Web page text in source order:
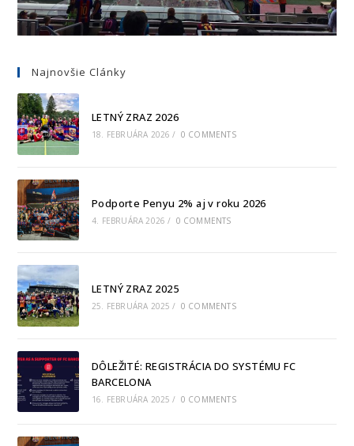
Najnovšie Clánky
LETNÝ ZRAZ 2026
18. FEBRUÁRA 2026 / 0 COMMENTS
Podporte Penyu 2% aj v roku 2026
4. FEBRUÁRA 2026 / 0 COMMENTS
LETNÝ ZRAZ 2025
25. FEBRUÁRA 2025 / 0 COMMENTS
DÔLEŽITÉ: REGISTRÁCIA DO SYSTÉMU FC
BARCELONA
16. FEBRUÁRA 2025 / 0 COMMENTS